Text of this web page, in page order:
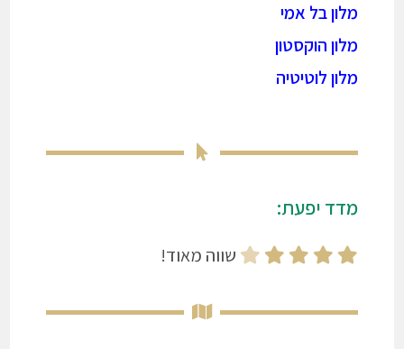
מלון בל אמי
מלון הוקסטון
מלון לוטיטיה
מדד יפעת:
שווה מאוד!